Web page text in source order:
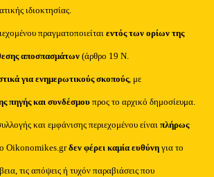
ιδιοκτησίας.
πραγματοποιείταιεντός των ορίων της
αποσπασμάτων(άρθρο 19 Ν.
για ενημερωτικούς σκοπούς, με
πηγής και συνδέσμουπρος το αρχικό δημοσίευμα.
και εμφάνισης περιεχομένου είναιπλήρως
Oikonomikes.grδεν φέρει καμία ευθύνη για το
τις απόψεις ή τυχόν παραβιάσεις που